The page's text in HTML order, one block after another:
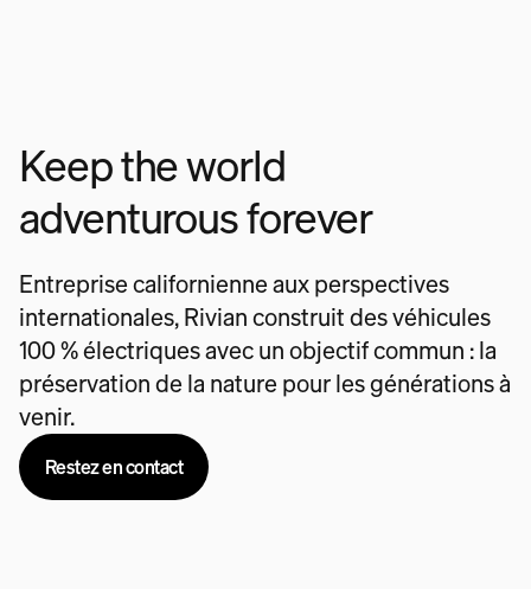
Keep the world
adventurous forever
Entreprise californienne aux perspectives
internationales, Rivian construit des véhicules
100 % électriques avec un objectif commun : la
préservation de la nature pour les générations à
venir.
Restez en contact